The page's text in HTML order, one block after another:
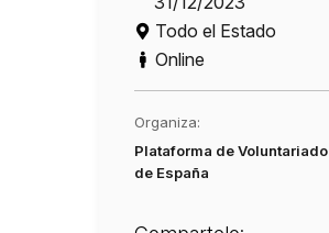
Todo el Estado
Online
Organiza:
Plataforma de Voluntariado
de España